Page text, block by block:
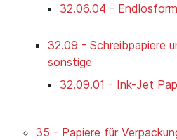
32.06.04 -
32.09 - Schreibpapiere
sonstige
32.09.01 - Ink-Jet
35 - Papiere für